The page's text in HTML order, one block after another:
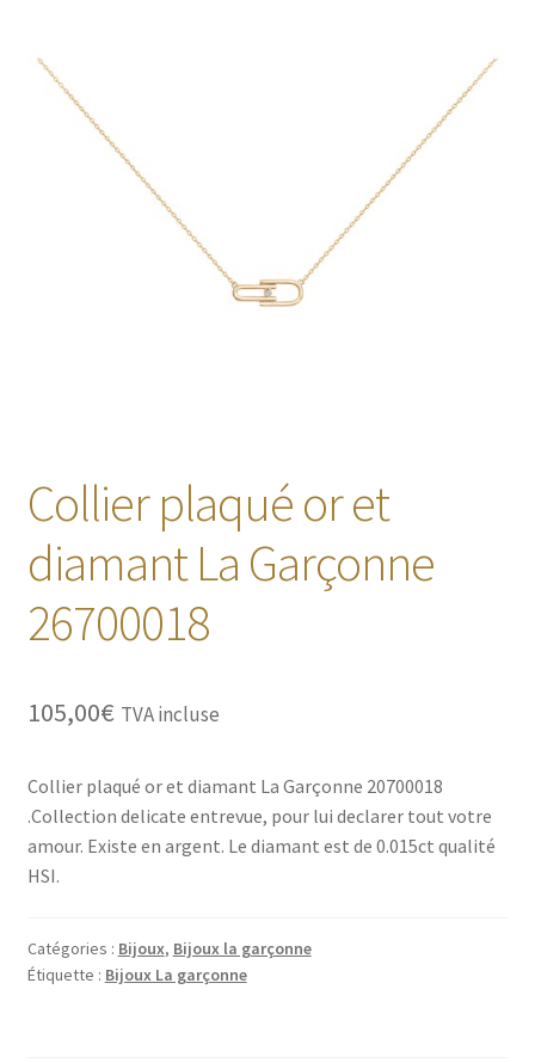
Collier plaqué or et
diamant La Garçonne
26700018
105,00€ TVA incluse
Collier plaqué or et diamant La Garçonne 20700018
.Collection delicate entrevue, pour lui declarer tout votre
amour. Existe en argent. Le diamant est de 0.015ct qualité
HSI.
Catégories : Bijoux, Bijoux la garçonne
Étiquette : Bijoux La garçonne